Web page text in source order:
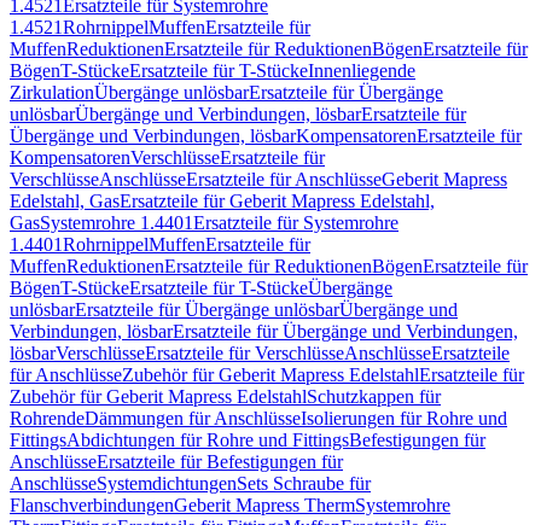
1.4521Ersatzteile für Systemrohre
1.4521RohrnippelMuffenErsatzteile für
MuffenReduktionenErsatzteile für ReduktionenBögenErsatzteile für
BögenT-StückeErsatzteile für T-StückeInnenliegende
ZirkulationÜbergänge unlösbarErsatzteile für Übergänge
unlösbarÜbergänge und Verbindungen, lösbarErsatzteile für
Übergänge und Verbindungen, lösbarKompensatorenErsatzteile für
KompensatorenVerschlüsseErsatzteile für
VerschlüsseAnschlüsseErsatzteile für AnschlüsseGeberit Mapress
Edelstahl, GasErsatzteile für Geberit Mapress Edelstahl,
GasSystemrohre 1.4401Ersatzteile für Systemrohre
1.4401RohrnippelMuffenErsatzteile für
MuffenReduktionenErsatzteile für ReduktionenBögenErsatzteile für
BögenT-StückeErsatzteile für T-StückeÜbergänge
unlösbarErsatzteile für Übergänge unlösbarÜbergänge und
Verbindungen, lösbarErsatzteile für Übergänge und Verbindungen,
lösbarVerschlüsseErsatzteile für VerschlüsseAnschlüsseErsatzteile
für AnschlüsseZubehör für Geberit Mapress EdelstahlErsatzteile für
Zubehör für Geberit Mapress EdelstahlSchutzkappen für
RohrendeDämmungen für AnschlüsseIsolierungen für Rohre und
FittingsAbdichtungen für Rohre und FittingsBefestigungen für
AnschlüsseErsatzteile für Befestigungen für
AnschlüsseSystemdichtungenSets Schraube für
FlanschverbindungenGeberit Mapress ThermSystemrohre